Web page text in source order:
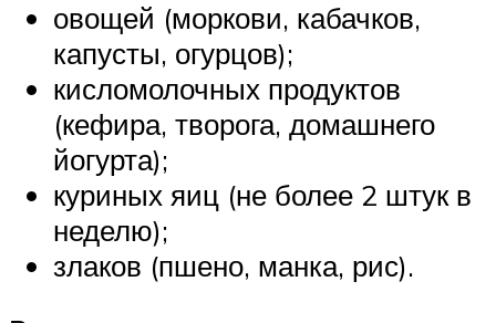
овощей (моркови, кабачков,
капусты, огурцов);
кисломолочных продуктов
(кефира, творога, домашнего
йогурта);
куриных яиц (не более 2 штук в
неделю);
злаков (пшено, манка, рис).